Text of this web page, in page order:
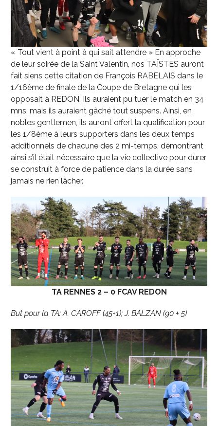
« Tout vient à point à qui sait attendre » En approche
de leur soirée de la Saint Valentin, nos TAÏSTES auront
fait siens cette citation de François RABELAIS dans le
1/16ème de finale de la Coupe de Bretagne qui les
opposait à REDON. Ils auraient pu tuer le match en 34
mns, mais ils auraient gâché tout suspens. Ainsi, en
nobles gentlemen, ils auront offert la qualification pour
les 1/8ème à leurs supporters dans les deux temps
additionnels de chacune des 2 mi-temps, démontrant
ainsi s’il était nécessaire que la vie collective pour durer
se construit à force de patience dans la durée sans
jamais ne rien lâcher.
TA RENNES 2 – 0 FCAV REDON
But pour la TA: A. CAROFF (45+1); J. BALZAN (90 + 5)